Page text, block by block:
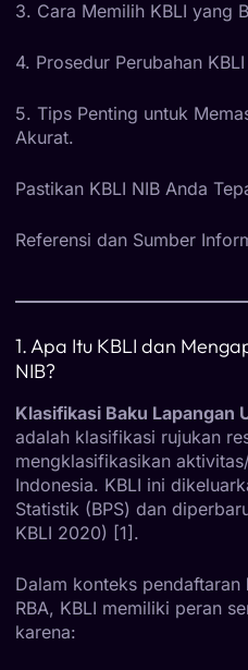
3. Cara Memilih KBLI yang
4. Prosedur Perubahan
5. Tips Penting untuk
Akurat.
Pastikan KBLI NIB Anda
Referensi dan Sumber
1. Apa Itu KBLI dan
NIB?
Klasifikasi Baku Lapangan
adalah klasifikasi rujukan
mengklasifikasikan
Indonesia. KBLI ini
Statistik (BPS) dan
KBLI 2020) [1].
Dalam konteks pendaftaran
RBA, KBLI memiliki peran
karena: